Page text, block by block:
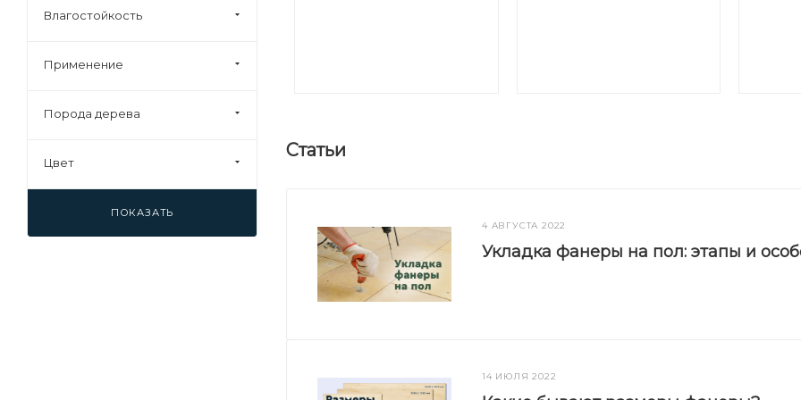
Статьи
4 АВГУСТА 2022
Укладка фанеры на пол: этапы и
14 ИЮЛЯ 2022
37 (0)
45 (0)
Влагостойкость
Применение
Порода дерева
Цвет
ПОКАЗАТЬ